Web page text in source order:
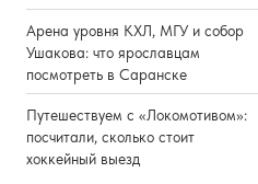
Арена уровня КХЛ, МГУ и собор
Ушакова: что ярославцам
посмотреть в Саранске
Путешествуем с «Локомотивом»:
посчитали, сколько стоит
хоккейный выезд